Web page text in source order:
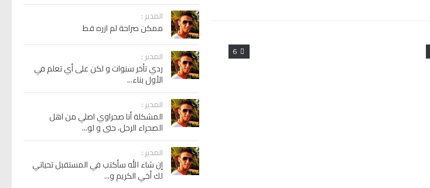
6
المدير :
ممكن صراحة لم ازره قط
المدير :
ردي تأخر سنوات و لكن على أي تعلم في
الأول بناء...
المدير :
المشكلة أنا صحراوي اصلي من اهل
الصحراء الرحل، حتى و لو...
المدير :
إن شاء الله سأكتب في المستقبل تحياتي
لك أخي الكريم و...